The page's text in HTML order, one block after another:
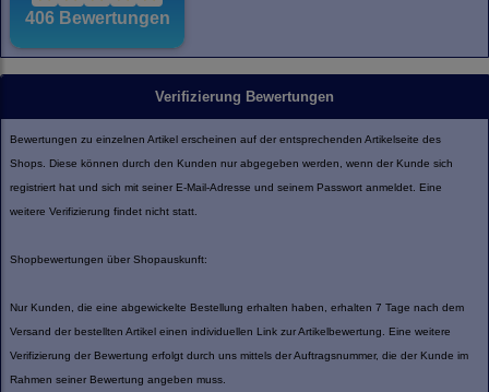
Verifizierung Bewertungen
Bewertungen zu einzelnen Artikel erscheinen auf der entsprechenden Artikelseite des
Shops. Diese können durch den Kunden nur abgegeben werden, wenn der Kunde sich
registriert hat und sich mit seiner E-Mail-Adresse und seinem Passwort anmeldet. Eine
weitere Verifizierung findet nicht statt.
Shopbewertungen über Shopauskunft:
Nur Kunden, die eine abgewickelte Bestellung erhalten haben, erhalten 7 Tage nach dem
Versand der bestellten Artikel einen individuellen Link zur Artikelbewertung. Eine weitere
Verifizierung der Bewertung erfolgt durch uns mittels der Auftragsnummer, die der Kunde im
Rahmen seiner Bewertung angeben muss.